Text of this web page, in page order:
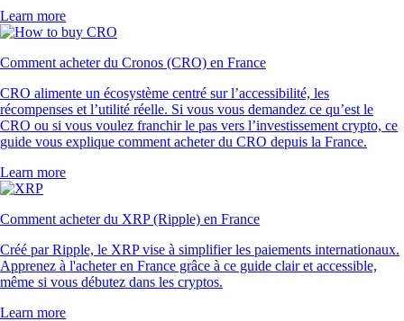
Learn more
Comment acheter du Cronos (CRO) en France
CRO alimente un écosystème centré sur l’accessibilité, les
récompenses et l’utilité réelle. Si vous vous demandez ce qu’est le
CRO ou si vous voulez franchir le pas vers l’investissement crypto, ce
guide vous explique comment acheter du CRO depuis la France.
Learn more
Comment acheter du XRP (Ripple) en France
Créé par Ripple, le XRP vise à simplifier les paiements internationaux.
Apprenez à l'acheter en France grâce à ce guide clair et accessible,
même si vous débutez dans les cryptos.
Learn more